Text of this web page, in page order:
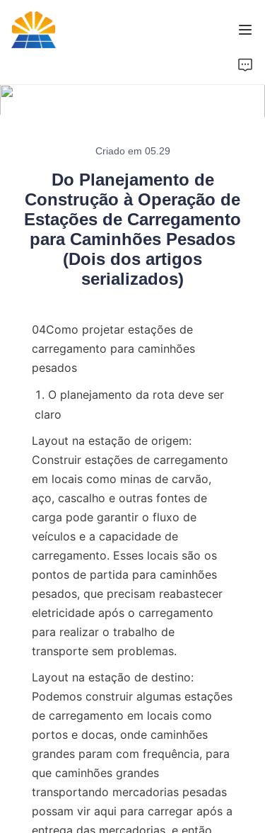
Criado em 05.29
Do Planejamento de
Construção à Operação de
Estações de Carregamento
para Caminhões Pesados
(Dois dos artigos
serializados)
04Como projetar estações de
carregamento para caminhões
pesados
O planejamento da rota deve ser
claro
Layout na estação de origem:
Construir estações de carregamento
em locais como minas de carvão,
aço, cascalho e outras fontes de
carga pode garantir o fluxo de
veículos e a capacidade de
carregamento. Esses locais são os
pontos de partida para caminhões
pesados, que precisam reabastecer
eletricidade após o carregamento
para realizar o trabalho de
transporte sem problemas.
Layout na estação de destino:
Podemos construir algumas estações
de carregamento em locais como
portos e docas, onde caminhões
grandes param com frequência, para
que caminhões grandes
transportando mercadorias pesadas
possam vir aqui para carregar após a
entrega das mercadorias, e então
Contate-Nos